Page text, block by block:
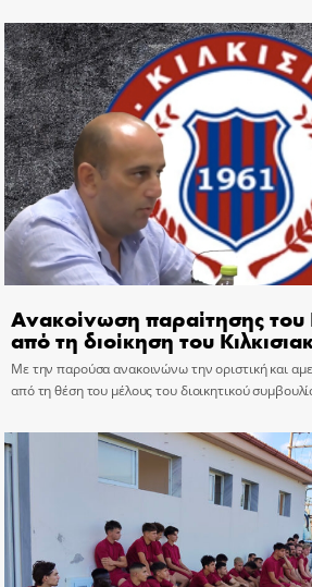
Ανακοίνωση παραίτησης του
από τη διοίκηση του
Με την παρούσα ανακοινώνω την οριστική και
από τη θέση του μέλους του διοικητικού